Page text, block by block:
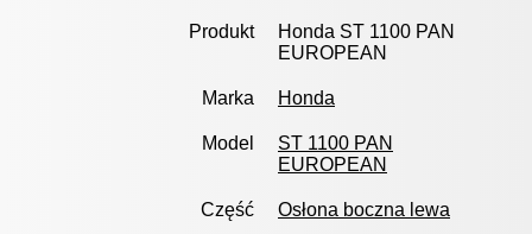
Produkt
Honda ST 1100 PAN
EUROPEAN
Marka Honda
Model
ST 1100 PAN
EUROPEAN
Część Osłona boczna lewa